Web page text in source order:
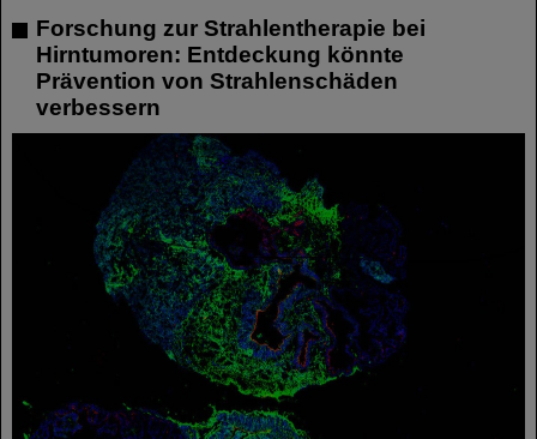
Forschung zur Strahlentherapie bei
Hirntumoren: Entdeckung könnte
Prävention von Strahlenschäden
verbessern